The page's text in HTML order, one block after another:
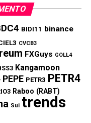
BIDI11 binance
CVCB3
FXGuys GOLL4
Kangamoon
PEPE PETR3 PETR4
Raboo (RABT)
Sui trends